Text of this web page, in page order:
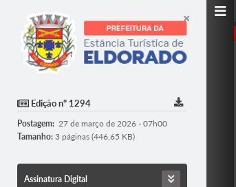
Edição nº 1294
Postagem: 27 de março de 2026 - 07h00
Tamanho: 3 páginas (446,65 KB)
Assinatura Digital